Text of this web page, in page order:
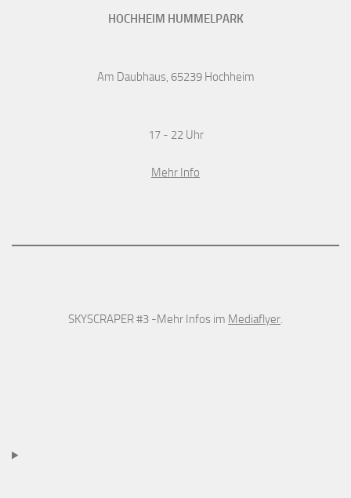
HOCHHEIM HUMMELPARK
Am Daubhaus, 65239 Hochheim
17 - 22 Uhr
Mehr Info
SKYSCRAPER #3 -Mehr Infos im Mediaflyer